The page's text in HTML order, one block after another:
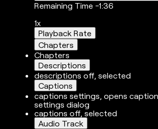
Remaining Time -1:36
1x
Playback Rate
Chapters
Chapters
Descriptions
descriptions off, selected
Captions
captions settings, opens
settings dialog
captions off, selected
Audio Track